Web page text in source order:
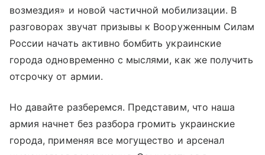
возмездия» и новой частичной мобилизации. В
разговорах звучат призывы к Вооруженным Силам
России начать активно бомбить украинские
города одновременно с мыслями, как же получить
отсрочку от армии.
Но давайте разберемся. Представим, что наша
армия начнет без разбора громить украинские
города, применяя все могущество и арсенал